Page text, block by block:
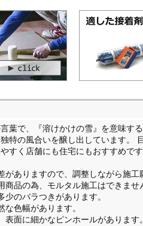
葉で、『溶けかけの雪』を意味す
特の風合いを醸し出しています。
すく店舗にも住宅にもおすすめです
がありますので、調整しながら施工
商品の為、モルタル施工はできませ
少のバラつきがあります。
な色幅があります。
表面に細かなピンホールがあります。